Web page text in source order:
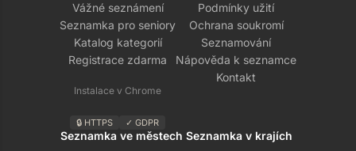
Vážné seznámení
Seznamka pro seniory
Katalog kategorií
Registrace zdarma
Instalace v Chrome
🔒 HTTPS ✓ GDPR
Podmínky užití
Ochrana soukromí
Seznamování
Nápověda k seznamce
Kontakt
Seznamka ve městech Seznamka v krajích